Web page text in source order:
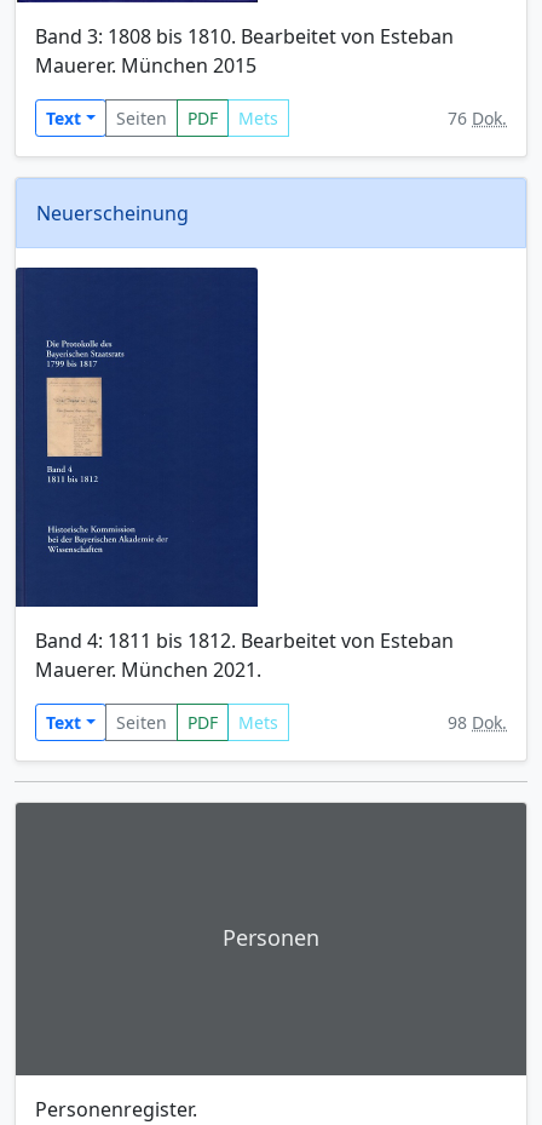
Band 3: 1808 bis 1810. Bearbeitet von Esteban
Mauerer. München 2015
Text Seiten PDF Mets 76 Dok.
Neuerscheinung
Band 4: 1811 bis 1812. Bearbeitet von Esteban
Mauerer. München 2021.
Text Seiten PDF Mets 98 Dok.
Personen
Personenregister.